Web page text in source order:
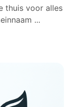
thuis voor alles
...